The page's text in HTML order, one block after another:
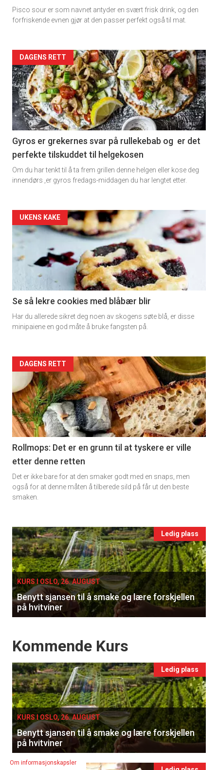
Pisco sour er som navnet antyder en svært frisk drink, og den
forfriskende evnen gjør at den passer perfekt også til mat.
Artikler
detail
-
section
11
Dagens
rett
DAGENS RETT
Gyros er grekernes svar på rullekebab og er det
perfekte tilskuddet til helgekosen
Om du har tenkt til å ta frem grillen denne helgen eller kose deg
innendørs ,er gyros fredags-middagen du har lengtet etter.
Artikler
detail
-
section
11
Dagens
UKENS KAKE
Se så lekre cookies med blåbær blir
Har du allerede sikret deg noen av skogens søte blå, er disse
minipaiene en god måte å bruke fangsten på.
Artikler
detail
-
section
11
Ukens
vin
DAGENS RETT
Rollmops: Det er en grunn til at tyskere er ville
etter denne retten
Det er ikke bare for at den smaker godt med en snaps, men
også for at denne måten å tilberede sild på får ut den beste
smaken.
Events
single
Ledig plass
KURS I OSLO, 26. AUGUST
Benytt sjansen til å smake og lære forskjellen
på hvitviner
Events
Kommende Kurs
Ledig plass
KURS I OSLO, 26. AUGUST
Benytt sjansen til å smake og lære forskjellen
på hvitviner
Om informasjonskapsler